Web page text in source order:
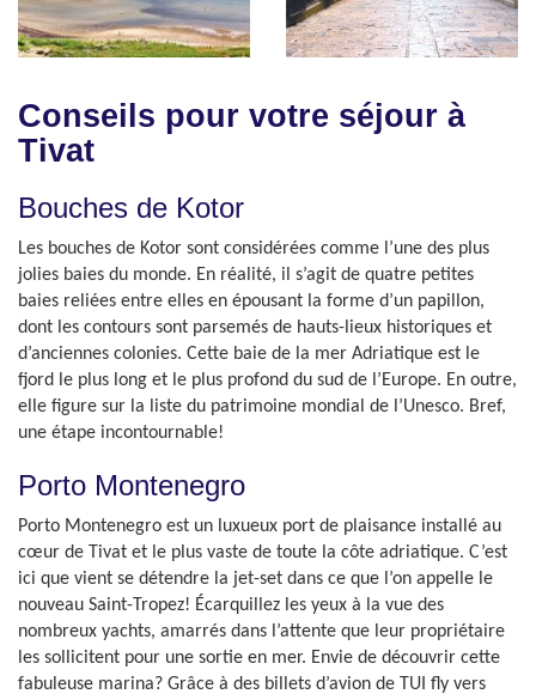
Conseils pour votre séjour à
Tivat
Bouches de Kotor
Les bouches de Kotor sont considérées comme l’une des plus
jolies baies du monde. En réalité, il s’agit de quatre petites
baies reliées entre elles en épousant la forme d’un papillon,
dont les contours sont parsemés de hauts-lieux historiques et
d’anciennes colonies. Cette baie de la mer Adriatique est le
fjord le plus long et le plus profond du sud de l’Europe. En outre,
elle figure sur la liste du patrimoine mondial de l’Unesco. Bref,
une étape incontournable!
Porto Montenegro
Porto Montenegro est un luxueux port de plaisance installé au
cœur de Tivat et le plus vaste de toute la côte adriatique. C’est
ici que vient se détendre la jet-set dans ce que l’on appelle le
nouveau Saint-Tropez! Écarquillez les yeux à la vue des
nombreux yachts, amarrés dans l’attente que leur propriétaire
les sollicitent pour une sortie en mer. Envie de découvrir cette
fabuleuse marina? Grâce à des billets d’avion de TUI fly vers